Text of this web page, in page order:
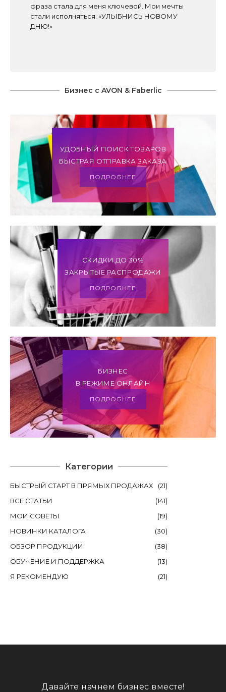
фраза стала для меня ключевой. Мои мечты
стали исполняться. «УЛЫБНИСЬ НОВОМУ
ДНЮ!»
Категории
БЫСТРЫЙ СТАРТ В ПРЯМЫХ ПРОДАЖАХ (21)
ВСЕ СТАТЬИ
(141)
МОИ СОВЕТЫ
(19)
НОВИНКИ КАТАЛОГА
(30)
ОБЗОР ПРОДУКЦИИ
(38)
ОБУЧЕНИЕ И ПОДДЕРЖКА
(13)
Я РЕКОМЕНДУЮ
(21)
Бизнес с AVON & Faberlic
УДОБНЫЙ ПОИСК ТОВАРОВ
БЫСТРАЯ ОТПРАВКА ЗАКАЗА
ПОДРОБНЕЕ
СКИДКИ ДО 30%
ЗАКРЫТЫЕ РАСПРОДАЖИ
ПОДРОБНЕЕ
БИЗНЕС
В РЕЖИМЕ ОНЛАЙН
ПОДРОБНЕЕ
Давайте начнем бизнес вместе!